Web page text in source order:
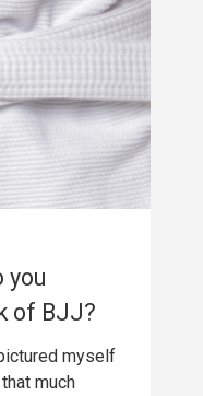
you
of BJJ?
myself
much